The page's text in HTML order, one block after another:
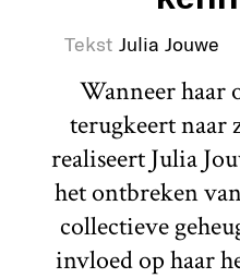
Tekst Julia Jouwe
Wanneer haar
terugkeert naar
realiseert Julia
het ontbreken
collectieve
invloed op haar